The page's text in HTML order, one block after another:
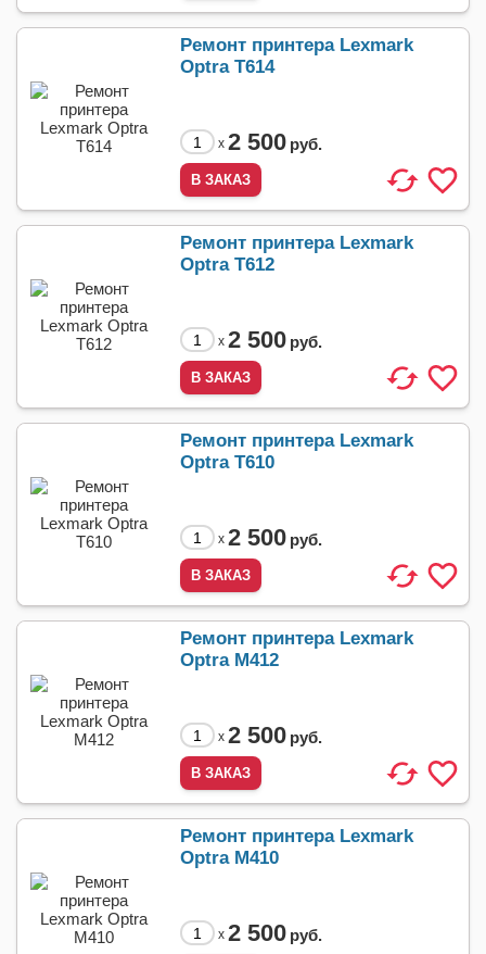
Ремонт принтера Lexmark
Optra T614
x 2 500 руб.
Ремонт принтера Lexmark
Optra T612
x 2 500 руб.
Ремонт принтера Lexmark
Optra T610
x 2 500 руб.
Ремонт принтера Lexmark
Optra M412
x 2 500 руб.
Ремонт принтера Lexmark
Optra M410
x 2 500 руб.